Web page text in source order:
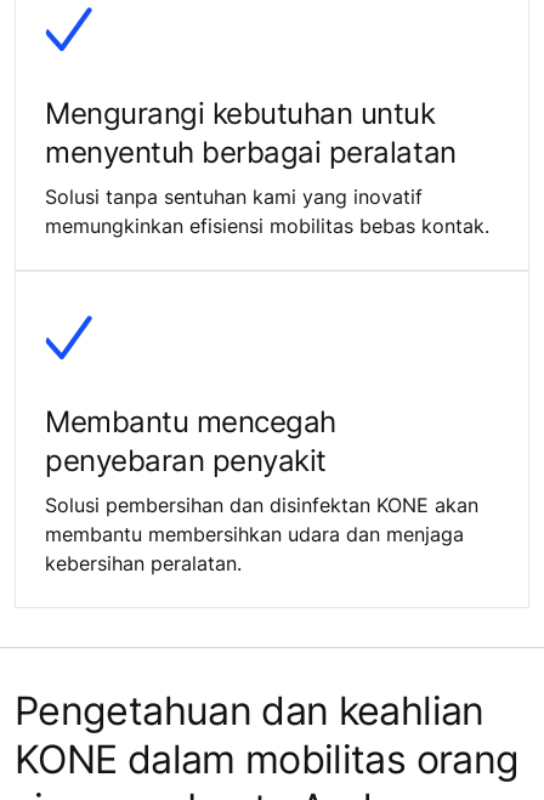
Mengurangi kebutuhan untuk
menyentuh berbagai peralatan
Solusi tanpa sentuhan kami yang inovatif
memungkinkan efisiensi mobilitas bebas kontak.
Membantu mencegah
penyebaran penyakit
Solusi pembersihan dan disinfektan KONE akan
membantu membersihkan udara dan menjaga
kebersihan peralatan.
Pengetahuan dan keahlian
KONE dalam mobilitas orang